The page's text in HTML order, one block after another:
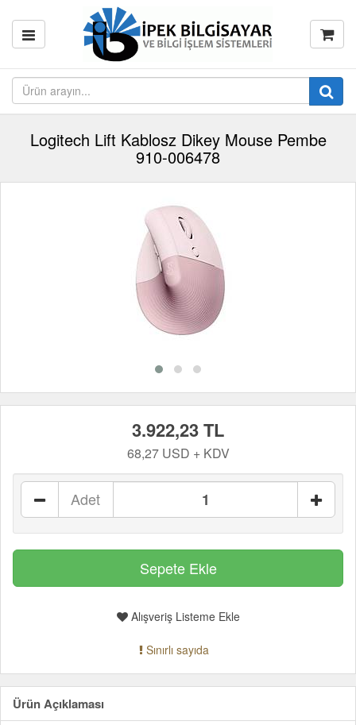
Logitech Lift Kablosz Dikey Mouse Pembe
910-006478
3.922,23 TL
68,27 USD + KDV
Adet
Alışveriş Listeme Ekle
Sınırlı sayıda
Ürün Açıklaması